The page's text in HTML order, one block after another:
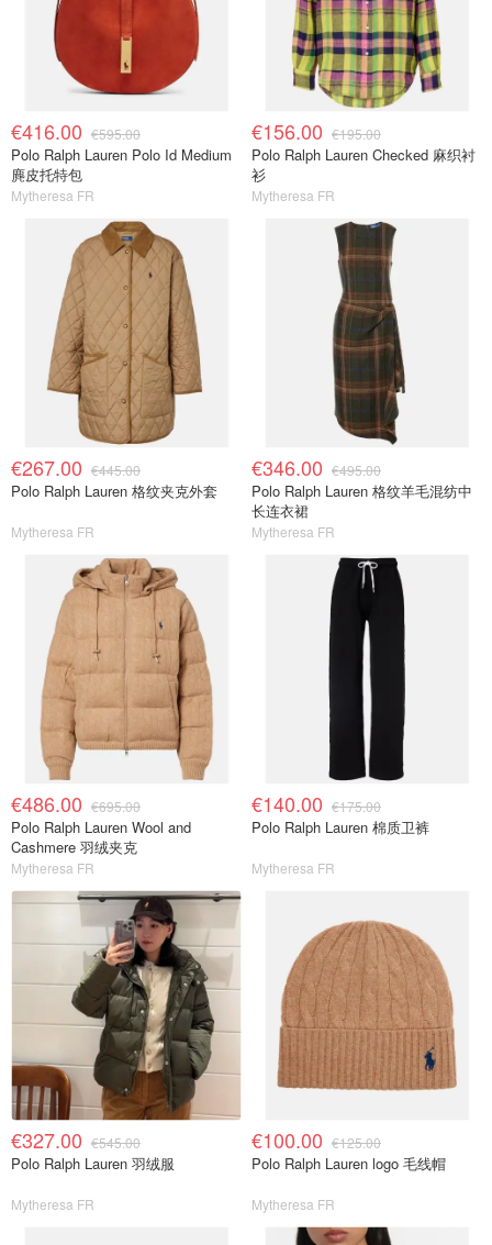
€416.00 €595.00
Polo Ralph Lauren Polo Id Medium
麂皮托特包
Mytheresa FR
€156.00 €195.00
Polo Ralph Lauren Checked 麻织衬
衫
Mytheresa FR
€267.00 €445.00
Polo Ralph Lauren 格纹夹克外套
Mytheresa FR
€346.00 €495.00
Polo Ralph Lauren 格纹羊毛混纺中
长连衣裙
Mytheresa FR
€486.00 €695.00
Polo Ralph Lauren Wool and
Cashmere 羽绒夹克
Mytheresa FR
€140.00 €175.00
Polo Ralph Lauren 棉质卫裤
Mytheresa FR
€327.00 €545.00
Polo Ralph Lauren 羽绒服
Mytheresa FR
€100.00 €125.00
Polo Ralph Lauren logo 毛线帽
Mytheresa FR